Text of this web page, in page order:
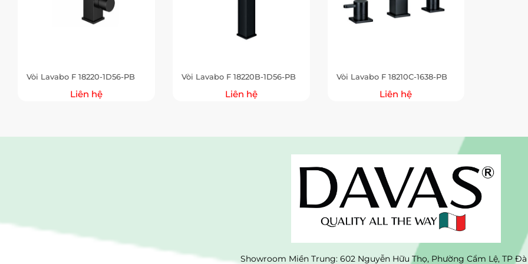
Vòi Lavabo F 18220-1D56-PB
Liên hệ
Vòi Lavabo F 18220B-1D56-PB
Liên hệ
Vòi Lavabo F 18210C-1638-PB
Liên hệ
Showroom Miền Trung: 602 Nguyễn Hữu Thọ, Phường Cẩm Lệ, TP